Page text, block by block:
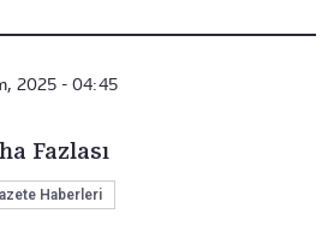
2025 - 04:45
Fazlası
Haberleri